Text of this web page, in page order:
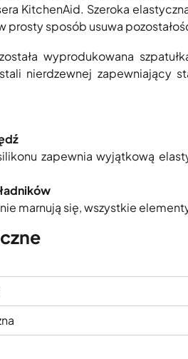
KitchenAid. Szeroka
prosty sposób usuwa
wyprodukowana
nierdzewnej zapewniający
zapewnia wyjątkową
marnują się, wszystkie